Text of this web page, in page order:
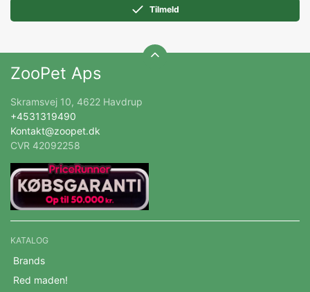
Tilmeld
ZooPet Aps
Skramsvej 10, 4622 Havdrup
+4531319490
Kontakt@zoopet.dk
CVR 42092258
KATALOG
Brands
Red maden!